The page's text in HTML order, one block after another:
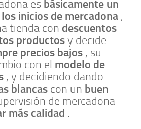
es básicamente un
inicios de mercadona ,
tienda con descuentos
productosy decide
precios bajos , su
con el modelo de
, y decidiendo dando
blancas con un buen
de mercadona
más calidad .